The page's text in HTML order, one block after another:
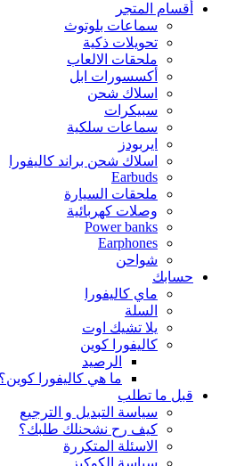
أقسام المتجر
سماعات بلوتوث
تحويلات ذكية
ملحقات الالعاب
أكسسورات ابل
اسلاك شحن
سبيكرات
سماعات سلكية
ايربودز
اسلاك شحن براند كاليفورا
Earbuds
ملحقات السيارة
وصلات كهربائية
Power banks
Earphones
شواحن
حسابك
ماي كاليفورا
السلة
يلا تشيك اوت
كاليفورا كوين
الرصيد
ما هي كاليفورا كوين؟
قبل ما تطلب
سياسة التبديل و الترجيع
كيف رح نشحنلك طلبك؟
الاسئلة المتكررة